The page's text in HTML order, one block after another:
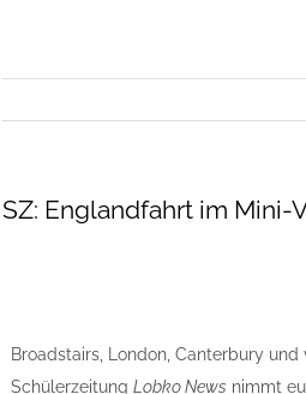
SZ: Englandfahrt im Mini-
Broadstairs, London, Canterbury
Schülerzeitung Lobko News nimmt